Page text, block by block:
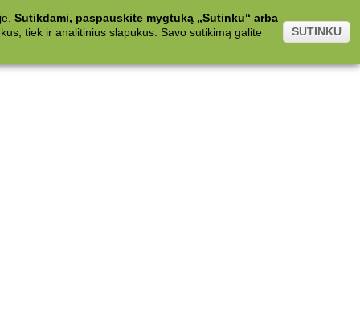
Sutikdami, paspauskite mygtuką „Sutinku“ arba
tiek ir analitinius slapukus. Savo sutikimą galite
SUTINKU